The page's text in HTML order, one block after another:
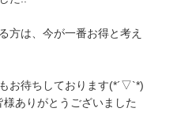
方は、今が一番お得と考え
お待ちしております(*´▽`*)
ありがとうございました